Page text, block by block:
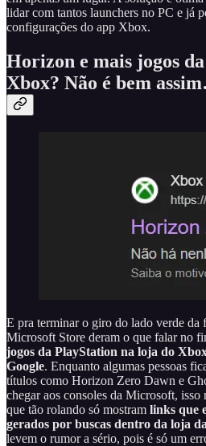
lidar com tantos launchers no PC e já
configurações do app Xbox.
Horizon e mais jogos
Xbox? Não é bem
E pra terminar o giro do lado verde da
Microsoft Store deram o que falar no
jogos da PlayStation na loja do
Google. Enquanto algumas pessoas
títulos como Horizon Zero Dawn e
chegar aos consoles da Microsoft, isso
que tão rolando só mostram links que
gerados por buscas dentro da loja
levem o rumor a sério, pois é só um